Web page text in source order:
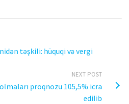
təşkili: hüquqi və vergi
NEXT POST
proqnozu 105,5% icra
edilib